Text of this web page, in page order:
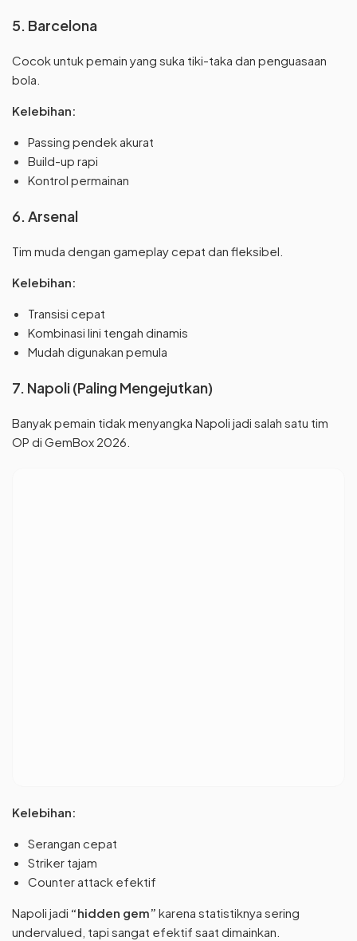
5. Barcelona
Cocok untuk pemain yang suka tiki-taka dan penguasaan
bola.
Kelebihan:
Passing pendek akurat
Build-up rapi
Kontrol permainan
6. Arsenal
Tim muda dengan gameplay cepat dan fleksibel.
Kelebihan:
Transisi cepat
Kombinasi lini tengah dinamis
Mudah digunakan pemula
7. Napoli (Paling Mengejutkan)
Banyak pemain tidak menyangka Napoli jadi salah satu tim
OP di GemBox 2026.
Kelebihan:
Serangan cepat
Striker tajam
Counter attack efektif
Napoli jadi “hidden gem” karena statistiknya sering
undervalued, tapi sangat efektif saat dimainkan.